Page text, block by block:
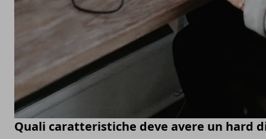
Quali caratteristiche deve avere un hard